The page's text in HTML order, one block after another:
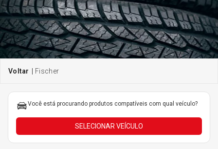
fischer
Você está procurando produtos compatíveis com qual veículo?
SELECIONAR VEÍCULO
4º 175 65r14
5º Kit 4 Pneu Xbri Aro 13
6 º 175 70r14
7º 185 65r15